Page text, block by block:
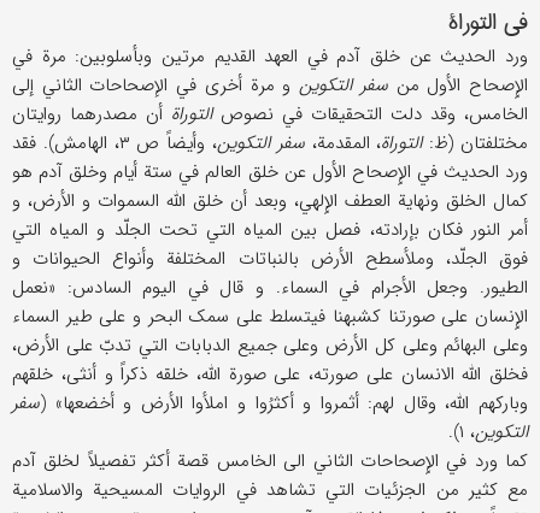
في التوراة
ورد الحدیث عن خلق آدم في العهد القدیم مرتین وبأسلوبین: مرة في
الإِصحاح الأول من سفر التکوینو مرة أخری في الإصحاحات الثاني إلی
الخامس، وقد دلت التحقیقات في نصوصالتوراة أن مصدرهما روایتان
مختلفتان (ظ:التوراة، المقدمة،سفر التکوین
، وأیضاً ص ۳، الهامش). فقد
ورد الحدیث في الإِصحاح الأول عن خلق العالم في ستة أیام وخلق آدم هو
کمال الخلق ونهایة العطف الإِلهي، وبعد أن خلق اللَّه السموات و الأرض، و
أمر النور فکان بإرادته، فصل بین المیاه التي تحت الجلّد و المیاه التي
فوق الجلّد، وملأسطح الأرض بالنباتات المختلفة وأنواع الحیوانات و
الطیور. وجعل الأجرام في السماء. و قال في الیوم السادس: «نعمل
الإِنسان علی صورتنا کشبهنا فیتسلط علی سمک البحر و علی طیر السماء
وعلی البهائم وعلی کل الأرض وعلی جمیع الدبابات التي تدبّ علی الأرض،
فخلق اللَّه الانسان علی صورته، علی صورة اللَّه، خلقه ذکراً و أنثی، خلقهم
وبارکهم اللَّه، وقال لهم: أثمروا و أکثرُوا و املأوا الأرض و أخضعها» (سفر
التکوین، ۱).
کما ورد في الإِصحاحات الثاني الی الخامس قصة أکثر تفصیلاً لخلق آدم
مع کثیر من الجزئیات التي تشاهد في الروایات المسیحیة والاسلامیة